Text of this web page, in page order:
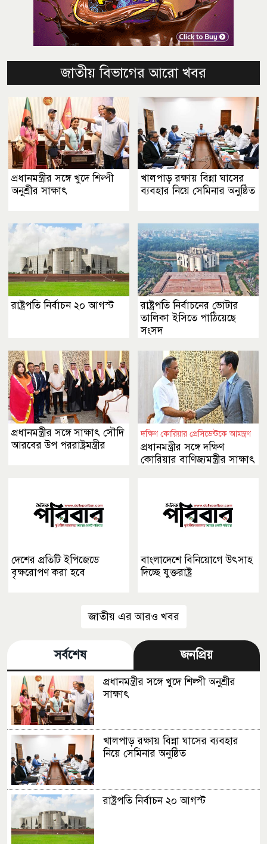
জাতীয় বিভাগের আরো খবর
প্রধানমন্ত্রীর সঙ্গে খুদে শিল্পী
অনুশ্রীর সাক্ষাৎ
খালপাড় রক্ষায় বিন্না ঘাসের
ব্যবহার নিয়ে সেমিনার অনুষ্ঠিত
রাষ্ট্রপতি নির্বাচন ২০ আগস্ট
রাষ্ট্রপতি নির্বাচনের ভোটার
তালিকা ইসিতে পাঠিয়েছে
সংসদ
প্রধানমন্ত্রীর সঙ্গে সাক্ষাৎ সৌদি
আরবের উপ পররাষ্ট্রমন্ত্রীর
দক্ষিণ কোরিয়ার প্রেসিডেন্টকে আমন্ত্রণ
প্রধানমন্ত্রীর সঙ্গে দক্ষিণ
কোরিয়ার বাণিজ্যমন্ত্রীর সাক্ষাৎ
দেশের প্রতিটি ইপিজেডে
বৃক্ষরোপণ করা হবে
বাংলাদেশে বিনিয়োগে উৎসাহ
দিচ্ছে যুক্তরাষ্ট্র
জাতীয় এর আরও খবর
সর্বশেষ জনপ্রিয়
প্রধানমন্ত্রীর সঙ্গে খুদে শিল্পী অনুশ্রীর
সাক্ষাৎ
খালপাড় রক্ষায় বিন্না ঘাসের ব্যবহার
নিয়ে সেমিনার অনুষ্ঠিত
রাষ্ট্রপতি নির্বাচন ২০ আগস্ট